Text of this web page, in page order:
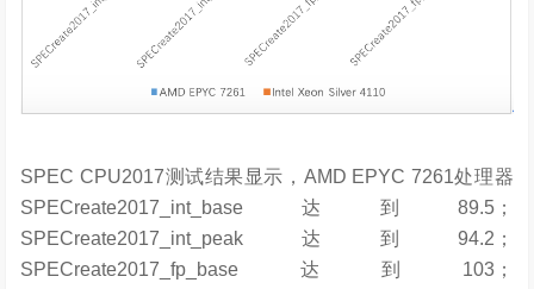
SPEC CPU2017测试结果显示，AMD EPYC 7261处理器
SPECreate2017_int_base达到89.5；
SPECreate2017_int_peak达到94.2；
SPECreate2017_fp_base达到103；